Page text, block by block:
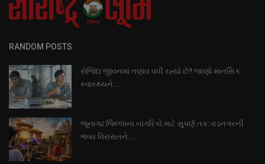
RANDOM POSTS
રોજિંદા જીવનમાં તણાવ વધી રહ્યો છે? જાણો માનસિક
સ્વાસ્થ્યને...
જૂનાગઢ જિલ્લાના નાગરિકો માટે સુવર્ણ તક: વડનગરની
ભવ્ય વિરાસતને...